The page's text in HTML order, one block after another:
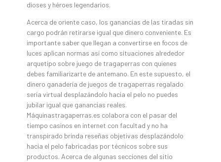
dioses y héroes legendarios.
Acerca de oriente caso, los ganancias de las tiradas sin
cargo podrán retirarse igual que dinero conveniente. Es
importante saber que llegan a convertirse en focos de
luces aplican normas así­ como situaciones alrededor
arquetipo sobre juego de tragaperras con quienes
debes familiarizarte de antemano. En este supuesto, el
dinero ganadería de juegos de tragaperras regalado
serí­a virtual desplazándolo hacia el pelo no puedes
jubilar igual que ganancias reales.
Máquinastragaperras.es colabora con el pasar del
tiempo casinos en internet con facultad y no ha
transpirado brinda reseñas objetivas desplazándolo
hacia el pelo fabricadas por técnicos sobre sus
productos. Acerca de algunas secciones del sitio